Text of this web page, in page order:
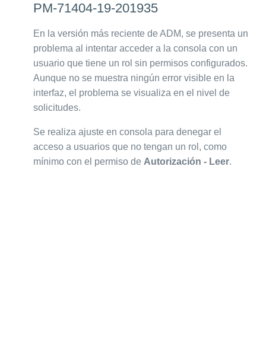
PM-71404-19-201935
En la versión más reciente de ADM, se presenta un
problema al intentar acceder a la consola con un
usuario que tiene un rol sin permisos configurados.
Aunque no se muestra ningún error visible en la
interfaz, el problema se visualiza en el nivel de
solicitudes.
Se realiza ajuste en consola para denegar el
acceso a usuarios que no tengan un rol, como
mínimo con el permiso de Autorización - Leer.